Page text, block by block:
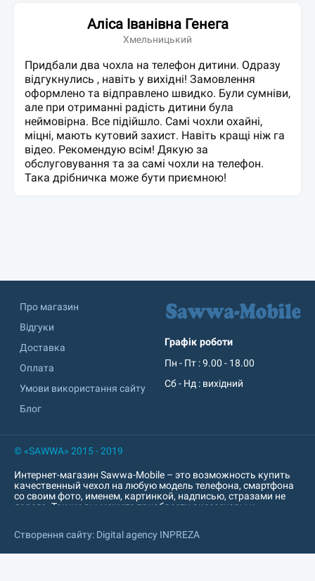
Аліса Іванівна Генега
Хмельницький
Придбали два чохла на телефон дитини. Одразу
відгукнулись , навіть у вихідні! Замовлення
оформлено та відправлено швидко. Були сумніви,
але при отриманні радість дитини була
неймовірна. Все підійшло. Самі чохли охайні,
міцні, мають кутовий захист. Навіть кращі ніж га
відео. Рекомендую всім! Дякую за
обслуговування та за самі чохли на телефон.
Така дрібничка може бути приємною!
Про магазин
Відгуки
Доставка
Оплата
Умови використання сайту
Блог
Графік роботи
Пн - Пт : 9.00 - 18.00
Сб - Нд : вихідний
© «SAWWA» 2015 - 2019
Интернет-магазин Sawwa-Mobile – это возможность купить
качественный чехол на любую модель телефона, смартфона
со своим фото, именем, картинкой, надписью, стразами не
дорого. Так же вы можете приобрести аксессуары к
кабель, зарядное устройство, защитное стекло, защитная
пленка и т. д. Интернет-магазин sawwa.com.ua
Створення сайту: Digital agency INPREZA